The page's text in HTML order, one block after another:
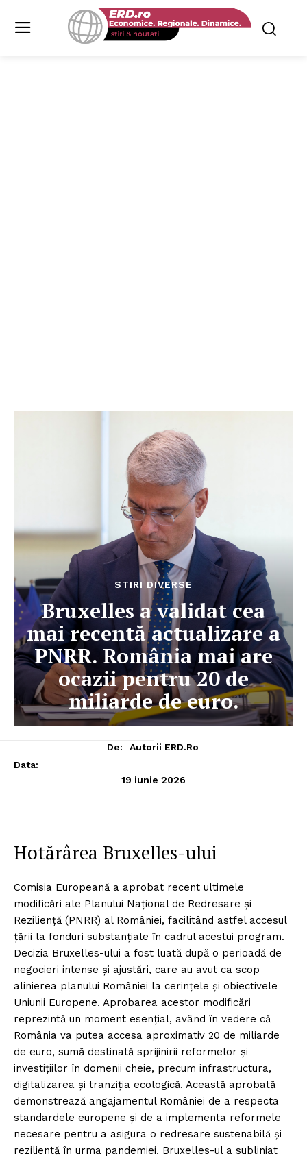
STIRI DIVERSE
Bruxelles a validat cea
mai recentă actualizare a
PNRR. România mai are
ocazii pentru 20 de
miliarde de euro.
De:
Autorii ERD.ro
Data:
19 iunie 2026
Hotărârea Bruxelles-ului
Comisia Europeană a aprobat recent ultimele
modificări ale Planului Național de Redresare și
Reziliență (PNRR) al României, facilitând astfel accesul
țării la fonduri substanțiale în cadrul acestui program.
Decizia Bruxelles-ului a fost luată după o perioadă de
negocieri intense și ajustări, care au avut ca scop
alinierea planului României la cerințele și obiectivele
Uniunii Europene. Aprobarea acestor modificări
reprezintă un moment esențial, având în vedere că
România va putea accesa aproximativ 20 de miliarde
de euro, sumă destinată sprijinirii reformelor și
investițiilor în domenii cheie, precum infrastructura,
digitalizarea și tranziția ecologică. Această aprobată
demonstrează angajamentul României de a respecta
standardele europene și de a implementa reformele
necesare pentru a asigura o redresare sustenabilă și
rezilientă în urma pandemiei. Bruxelles-ul a subliniat